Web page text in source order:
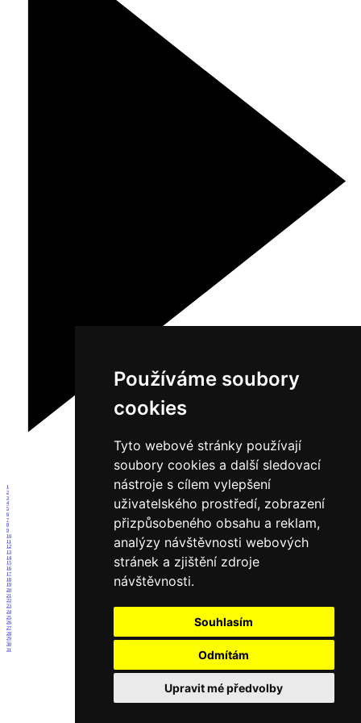
Používáme soubory
cookies
Tyto webové stránky používají
soubory cookies a další sledovací
nástroje s cílem vylepšení
uživatelského prostředí, zobrazení
přizpůsobeného obsahu a reklam,
analýzy návštěvnosti webových
stránek a zjištění zdroje
návštěvnosti.
Souhlasím
Odmítám
Upravit mé předvolby
1
2
3
4
5
6
7
8
9
10
11
12
13
14
15
16
17
18
19
20
21
22
23
24
25
26
27
28
29
30
31